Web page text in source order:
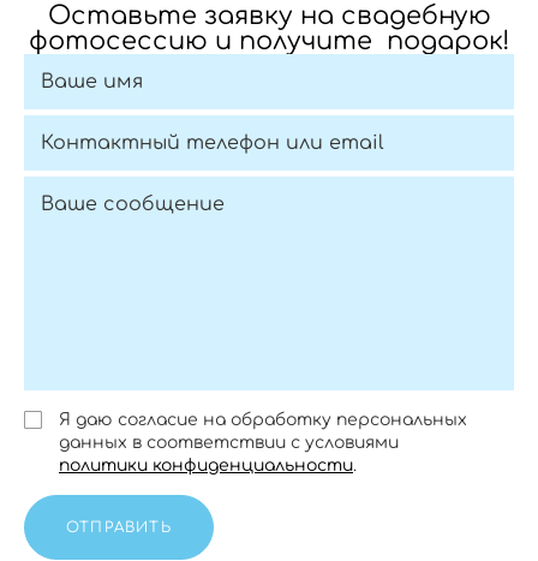
Оставьте заявку на свадебную
фотосессию и получите подарок!
Я даю согласие на обработку персональных
данных в соответствии с условиями
политики конфиденциальности.
ОТПРАВИТЬ